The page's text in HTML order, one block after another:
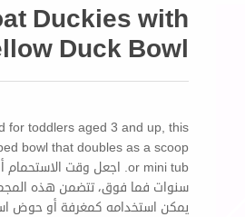
Duckies with
Duck Bowl
for toddlers aged 3 and up, this
bowl that doubles as a scoop
يمكن استخدامه كمغرفة أو حوض